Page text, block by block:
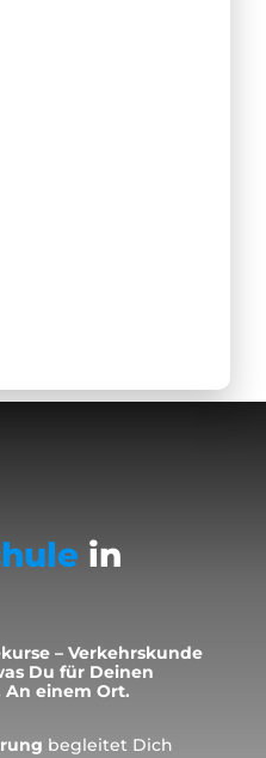
in
– Verkehrskunde
Du für Deinen
An einem Ort.
begleitet Dich